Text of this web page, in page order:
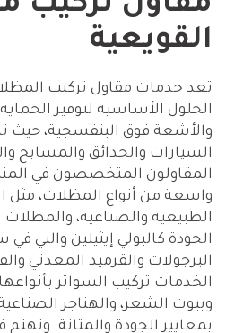
مقاول تركيب
القويعية
تعد خدمات مقاول تركيب
الحلول الأساسية لتوفير
والأشعة فوق البنفسجية،
السيارات والحدائق والمسابح
المقاولون المتخصصون في
واسعة من أنواع المظلات، مثل
الطبيعية والصناعية،
الجودة كالبولي إيثيلين والبي
البرجولات والقرميد المعدني
الخدمات تركيب السواتر
وبيوت الشعر، والهناجر الصناعية
بمعايير الجودة والمتانة.